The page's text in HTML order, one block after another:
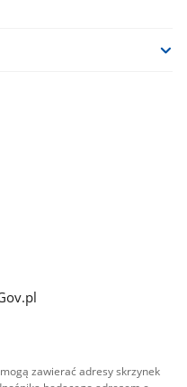
zawierać adresy skrzynek